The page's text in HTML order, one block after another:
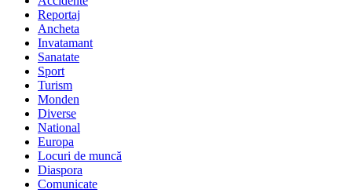
Reportaj
Ancheta
Invatamant
Sanatate
Sport
Turism
Monden
Diverse
National
Europa
Locuri de muncă
Diaspora
Comunicate